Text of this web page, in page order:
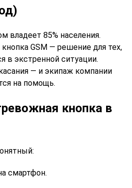
владеет 85% населения.
GSM — решение для тех,
в экстренной ситуации.
— и экипаж компании
на помощь.
кнопка в
смартфон.